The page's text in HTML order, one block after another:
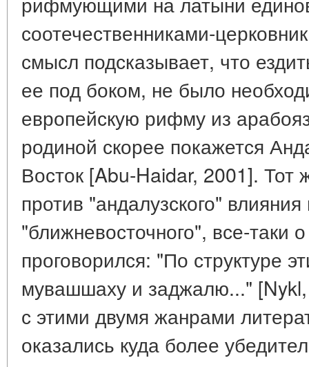
соотечественниками-
смысл подсказывает, что
ее под боком, не было
европейскую рифму из
родиной скорее покажется
Восток [Abu-Haidar, 2001]. Тот
против "андалузского" влияния
"ближневосточного", все-таки
проговорился: "По структуре
мувашшаху и заджалю..."
с этими двумя жанрами
оказались куда более